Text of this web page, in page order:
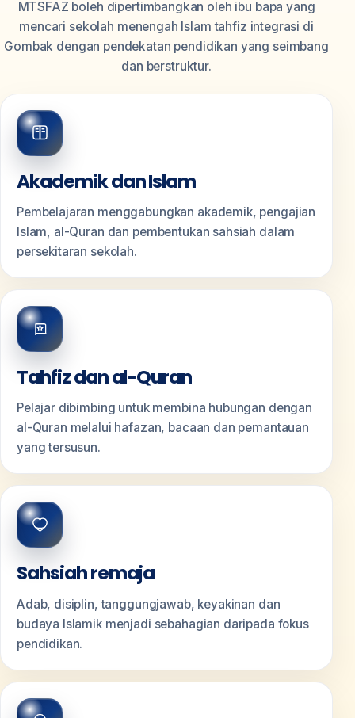
MTSFAZ boleh dipertimbangkan oleh ibu bapa yang
mencari sekolah menengah Islam tahfiz integrasi di
Gombak dengan pendekatan pendidikan yang seimbang
dan berstruktur.
Akademik dan Islam
Pembelajaran menggabungkan akademik, pengajian
Islam, al-Quran dan pembentukan sahsiah dalam
persekitaran sekolah.
Tahfiz dan al-Quran
Pelajar dibimbing untuk membina hubungan dengan
al-Quran melalui hafazan, bacaan dan pemantauan
yang tersusun.
Sahsiah remaja
Adab, disiplin, tanggungjawab, keyakinan dan
budaya Islamik menjadi sebahagian daripada fokus
pendidikan.